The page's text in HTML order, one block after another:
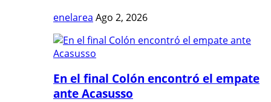
enelarea Ago 2, 2026
En el final Colón encontró el empate
ante Acasusso